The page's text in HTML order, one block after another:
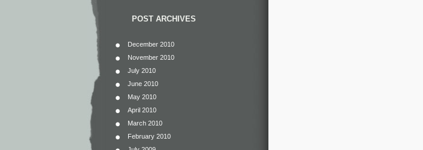
POST ARCHIVES
December 2010
November 2010
July 2010
June 2010
May 2010
April 2010
March 2010
February 2010